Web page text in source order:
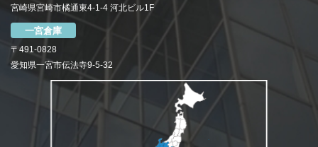
宮崎県宮崎市橘通東4-1-4 河北ビル1F
一宮倉庫
〒491-0828
愛知県一宮市伝法寺9-5-32